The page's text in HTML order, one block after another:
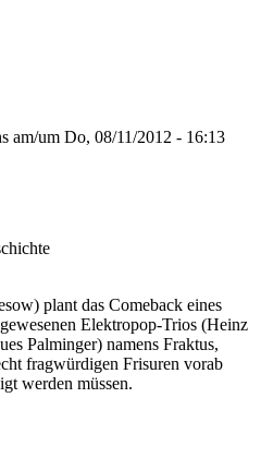
am/um Do, 08/11/2012 - 16:13
plant das Comeback eines
Elektropop-Trios (Heinz
Palminger) namens Fraktus,
fragwürdigen Frisuren vorab
werden müssen.